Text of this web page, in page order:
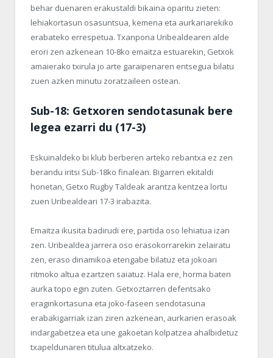
behar duenaren erakustaldi bikaina oparitu zieten:
lehiakortasun osasuntsua, kemena eta aurkariarekiko
erabateko errespetua. Txanpona Uribealdearen alde
erori zen azkenean 10-8ko emaitza estuarekin, Getxok
amaierako txirula jo arte garaipenaren entsegua bilatu
zuen azken minutu zoratzaileen ostean.
Sub-18: Getxoren sendotasunak bere
legea ezarri du (17-3)
Eskuinaldeko bi klub berberen arteko rebantxa ez zen
berandu iritsi Sub-18ko finalean. Bigarren ekitaldi
honetan, Getxo Rugby Taldeak arantza kentzea lortu
zuen Uribealdeari 17-3 irabazita.
Emaitza ikusita badirudi ere, partida oso lehiatua izan
zen. Uribealdea jarrera oso erasokorrarekin zelairatu
zen, eraso dinamikoa etengabe bilatuz eta jokoari
ritmoko altua ezartzen saiatuz. Hala ere, horma baten
aurka topo egin zuten. Getxoztarren defentsako
eraginkortasuna eta joko-faseen sendotasuna
erabakigarriak izan ziren azkenean, aurkarien erasoak
indargabetzea eta une gakoetan kolpatzea ahalbidetuz
txapeldunaren titulua altxatzeko.